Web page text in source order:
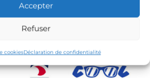
Accepter
Refuser
cookiesDéclaration de confidentialité